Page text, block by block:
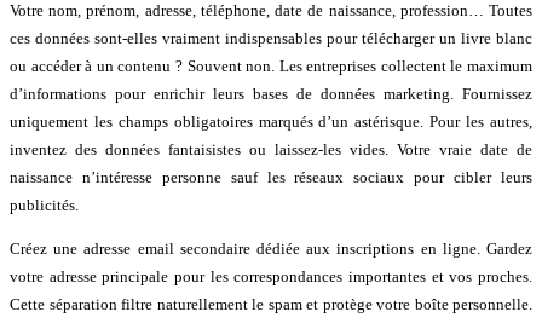
Votre nom, prénom, adresse, téléphone, date de naissance, profession… Toutes
ces données sont-elles vraiment indispensables pour télécharger un livre blanc
ou accéder à un contenu ? Souvent non. Les entreprises collectent le maximum
d’informations pour enrichir leurs bases de données marketing. Fournissez
uniquement les champs obligatoires marqués d’un astérisque. Pour les autres,
inventez des données fantaisistes ou laissez-les vides. Votre vraie date de
naissance n’intéresse personne sauf les réseaux sociaux pour cibler leurs
publicités.
Créez une adresse email secondaire dédiée aux inscriptions en ligne. Gardez
votre adresse principale pour les correspondances importantes et vos proches.
Cette séparation filtre naturellement le spam et protège votre boîte personnelle.